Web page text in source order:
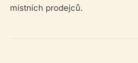
místních prodejců.